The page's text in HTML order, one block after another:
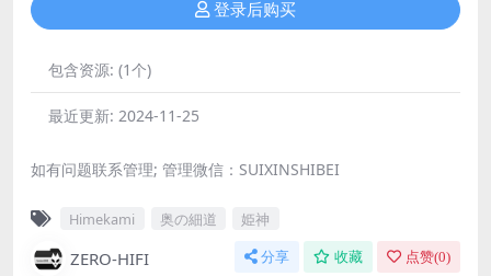
登录后购买
包含资源: (1个)
最近更新: 2024-11-25
如有问题联系管理; 管理微信：SUIXINSHIBEI
Himekami 奥の細道 姫神
ZERO-HIFI 分享 收藏 点赞(0)